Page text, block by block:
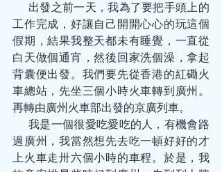
工作完成，好讓自己開開心心的玩這個
假期，結果我整天都未有睡覺，一直從
白天做個通宵，然後回家洗個澡，拿起
背囊便出發。我們要先從香港的紅磡火
車總站，先坐三個小時火車轉到廣州。
再轉由廣州火車部出發的京廣列車。
       我是一個很愛吃愛吃的人，有機會路
過廣州，我當然想先去吃一頓好好的才
上火車走卅六個小時的車程。於是，我